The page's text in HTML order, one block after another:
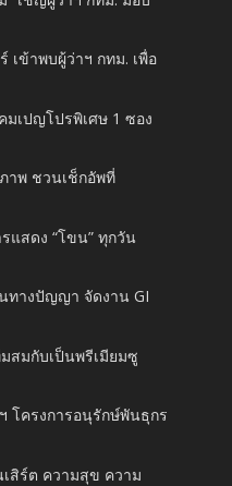
เข้าพบผู้ว่าฯ กทม. เพื่อ
มเปญโปรพิเศษ 1 ซอง
าพ ชวนเช็กอัพที่
แสดง “โขน” ทุกวัน
ทางปัญญา จัดงาน GI
มกับเป็นพรีเมียมซู
โครงการอนุรักษ์พันธุกร
เสิร์ต ความสุข ความ